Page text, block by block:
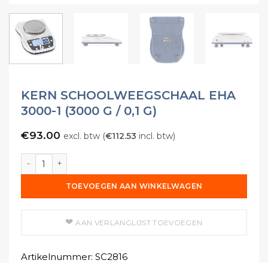
KERN SCHOOLWEEGSCHAAL EHA
3000-1 (3000 G / 0,1 G)
€93.00 excl. btw (€112.53 incl. btw)
KERN Schoolweegschaal EHA 3000-1 (3000 g / 0,1 g) aantal
TOEVOEGEN AAN WINKELWAGEN
AAN VERLANGLIJST TOEVOEGEN
Artikelnummer: SC2816